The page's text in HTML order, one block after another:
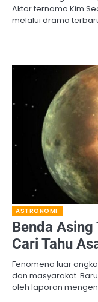
Aktor ternama Kim
melalui drama
ASTRONOMI
Benda
Cari Tahu
Fenomena luar
dan masyarakat.
oleh laporan